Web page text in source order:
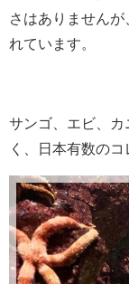
さはありません
れています。
サンゴ、エビ、
く、日本有数の